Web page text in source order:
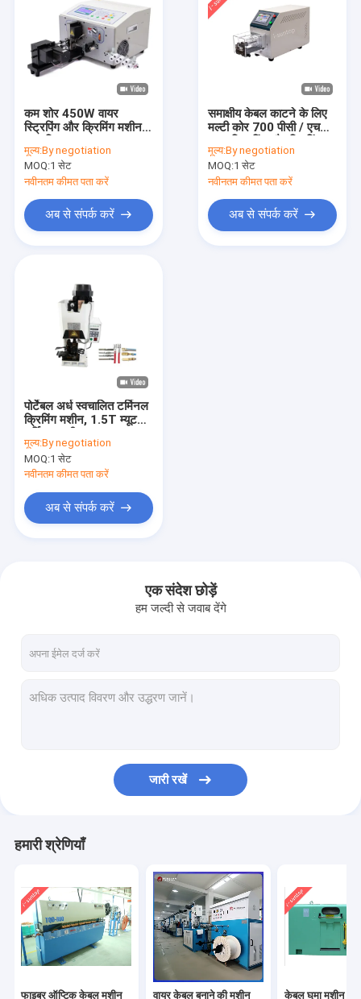
हमारे बारे में
कारखाने का दौरा
फाइबर ऑप्टिक केबल मशीन
वायर केबल बनाने की मशीन
कम शोर 450W वायर
स्ट्रिपिंग और क्रिमिंग मशीन
मूल्य:By negotiation
MOQ:1 सेट
नवीनतम कीमत पता करें
अब से संपर्क करें
समाक्षीय केबल काटने के लिए
मल्टी कोर 700 पीसी / एच
मशीन
मूल्य:By negotiation
MOQ:1 सेट
नवीनतम कीमत पता करें
अब से संपर्क करें
पोर्टेबल अर्ध स्वचालित टर्मिनल
क्रिमिंग मशीन, 1.5T म्यूट
मूल्य:By negotiation
MOQ:1 सेट
नवीनतम कीमत पता करें
अब से संपर्क करें
एक संदेश छोड़ें
हम जल्दी से जवाब देंगे
जारी रखें
हमारी श्रेणियाँ
फाइबर ऑप्टिक केबल मशीन वायर केबल बनाने की मशीन केबल घुमा मशीन